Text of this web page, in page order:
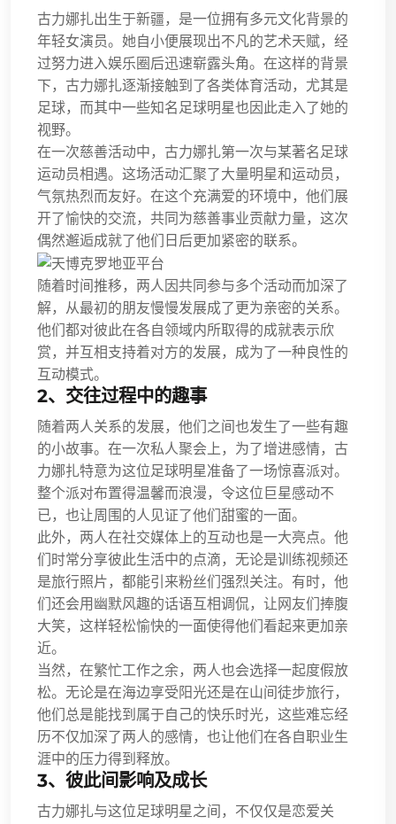
古力娜扎出生于新疆，是一位拥有多元文化背景的
年轻女演员。她自小便展现出不凡的艺术天赋，经
过努力进入娱乐圈后迅速崭露头角。在这样的背景
下，古力娜扎逐渐接触到了各类体育活动，尤其是
足球，而其中一些知名足球明星也因此走入了她的
视野。
在一次慈善活动中，古力娜扎第一次与某著名足球
运动员相遇。这场活动汇聚了大量明星和运动员，
气氛热烈而友好。在这个充满爱的环境中，他们展
开了愉快的交流，共同为慈善事业贡献力量，这次
偶然邂逅成就了他们日后更加紧密的联系。
随着时间推移，两人因共同参与多个活动而加深了
解，从最初的朋友慢慢发展成了更为亲密的关系。
他们都对彼此在各自领域内所取得的成就表示欣
赏，并互相支持着对方的发展，成为了一种良性的
互动模式。
2、交往过程中的趣事
随着两人关系的发展，他们之间也发生了一些有趣
的小故事。在一次私人聚会上，为了增进感情，古
力娜扎特意为这位足球明星准备了一场惊喜派对。
整个派对布置得温馨而浪漫，令这位巨星感动不
已，也让周围的人见证了他们甜蜜的一面。
此外，两人在社交媒体上的互动也是一大亮点。他
们时常分享彼此生活中的点滴，无论是训练视频还
是旅行照片，都能引来粉丝们强烈关注。有时，他
们还会用幽默风趣的话语互相调侃，让网友们捧腹
大笑，这样轻松愉快的一面使得他们看起来更加亲
近。
当然，在繁忙工作之余，两人也会选择一起度假放
松。无论是在海边享受阳光还是在山间徒步旅行，
他们总是能找到属于自己的快乐时光，这些难忘经
历不仅加深了两人的感情，也让他们在各自职业生
涯中的压力得到释放。
3、彼此间影响及成长
古力娜扎与这位足球明星之间，不仅仅是恋爱关